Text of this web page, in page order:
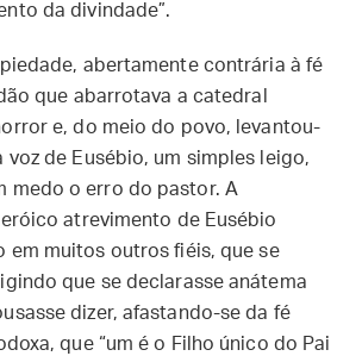
da divindade”.
abertamente contrária à fé
que abarrotava a catedral
e, do meio do povo, levantou-
voz de Eusébio, um simples leigo,
medo o erro do pastor. A
atrevimento de Eusébio
em muitos outros fiéis, que se
que se declarasse anátema
dizer, afastando-se da fé
que “um é o Filho único do Pai